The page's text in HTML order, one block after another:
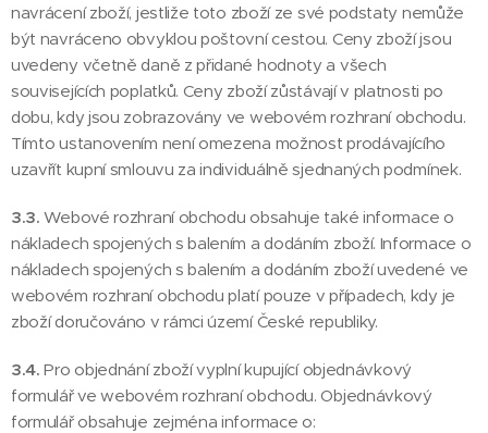
navrácení zboží, jestliže toto zboží ze své podstaty nemůže
být navráceno obvyklou poštovní cestou. Ceny zboží jsou
uvedeny včetně daně z přidané hodnoty a všech
souvisejících poplatků. Ceny zboží zůstávají v platnosti po
dobu, kdy jsou zobrazovány ve webovém rozhraní obchodu.
Tímto ustanovením není omezena možnost prodávajícího
uzavřít kupní smlouvu za individuálně sjednaných podmínek.
3.3.Webové rozhraní obchodu obsahuje také informace o
nákladech spojených s balením a dodáním zboží. Informace o
nákladech spojených s balením a dodáním zboží uvedené ve
webovém rozhraní obchodu platí pouze v případech, kdy je
zboží doručováno v rámci území České republiky.
3.4.Pro objednání zboží vyplní kupující objednávkový
formulář ve webovém rozhraní obchodu. Objednávkový
formulář obsahuje zejména informace o: